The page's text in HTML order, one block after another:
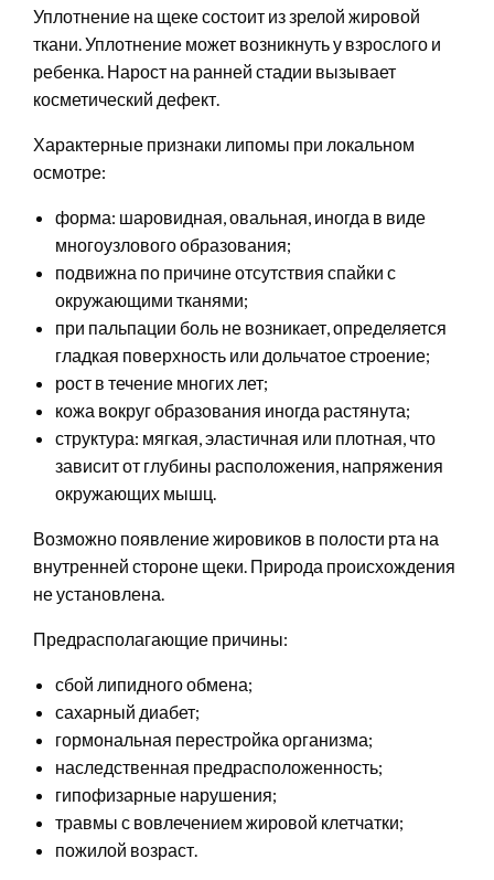
Уплотнение на щеке состоит из зрелой жировой
ткани. Уплотнение может возникнуть у взрослого и
ребенка. Нарост на ранней стадии вызывает
косметический дефект.
Характерные признаки липомы при локальном
осмотре:
форма: шаровидная, овальная, иногда в виде
многоузлового образования;
подвижна по причине отсутствия спайки с
окружающими тканями;
при пальпации боль не возникает, определяется
гладкая поверхность или дольчатое строение;
рост в течение многих лет;
кожа вокруг образования иногда растянута;
структура: мягкая, эластичная или плотная, что
зависит от глубины расположения, напряжения
окружающих мышц.
Возможно появление жировиков в полости рта на
внутренней стороне щеки. Природа происхождения
не установлена.
Предрасполагающие причины:
сбой липидного обмена;
сахарный диабет;
гормональная перестройка организма;
наследственная предрасположенность;
гипофизарные нарушения;
травмы с вовлечением жировой клетчатки;
пожилой возраст.